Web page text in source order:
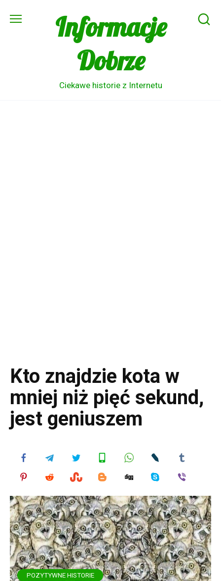
Informacje
Dobrze
Ciekawe historie z Internetu
Kto znajdzie kota w
mniej niż pięć sekund,
jest geniuszem
POZYTYWNE HISTORIE